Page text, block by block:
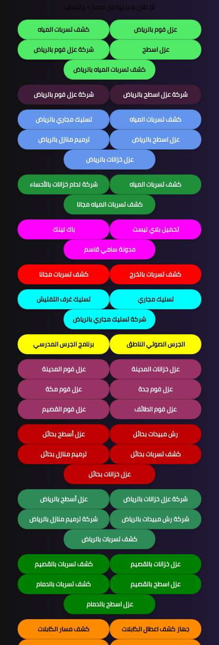
للإعلان هنا تواصل معنا >واتساب
عزل فوم بالرياض
كشف تسربات المياه
عزل اسطح
شركة عزل فوم بالرياض
كشف تسربات المياه بالرياض
شركة عزل اسطح بالرياض شركة عزل فوم بالرياض
كشف تسربات المياه
تسليك مجاري بالرياض
عزل اسطح بالرياض
ترميم منازل بالرياض
عزل خزانات بالرياض
كشف تسربات المياه
شركة لحام خزانات بالأحساء
كشف تسربات المياه مجانا
تحميل بلاي ليست
باك لينك
مدونة سامي قاسم
كشف تسربات بالخرج كشف تسربات مجانا
تسليك مجاري
تسليك غرف التفتيش
شركة تسليك مجاري بالرياض
الجرس الصوتي الناطق برنامج الجرس المدرسي
عزل خزانات المدينة
عزل فوم المدينة
عزل فوم جدة
عزل فوم مكة
عزل فوم الطائف
عزل فوم القصيم
رش مبيدات بحائل
عزل أسطح بحائل
كشف تسربات بحائل
ترميم منازل بحائل
عزل خزانات بحائل
شركة عزل خزانات بالرياض
عزل أسطح بالرياض
شركة رش مبيدات بالرياض
شركة ترميم منازل بالرياض
كشف تسربات بالرياض
عزل خزانات بالقصيم
كشف تسربات بالقصيم
عزل اسطح بالقصيم
كشف تسربات بالدمام
عزل اسطح بالدمام
جهاز كشف اعطال الكابلات
كشف مسار الكابلات